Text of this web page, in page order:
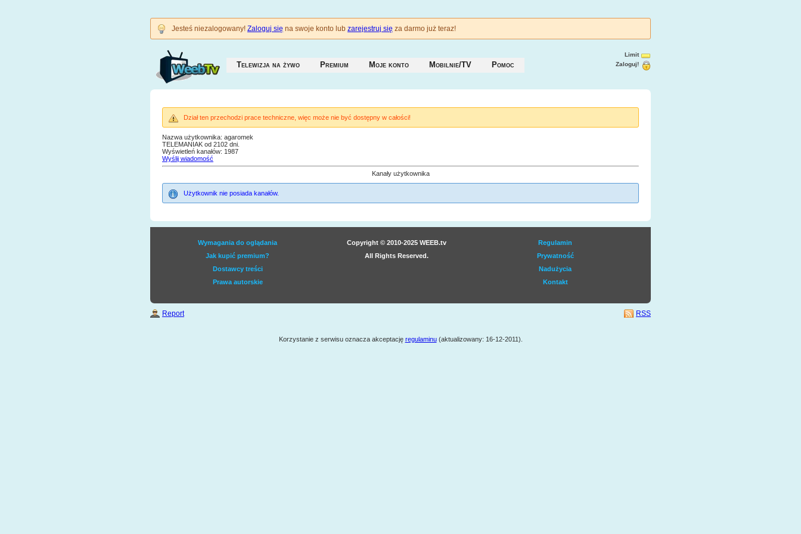
Jesteś niezalogowany! Zaloguj się na swoje konto lub zarejestruj się za darmo już teraz!
Telewizja na żywo Premium Moje konto Mobilnie/TV Pomoc
Limit
Zaloguj!
Dział ten przechodzi prace techniczne, więc może nie być dostępny w całości!
Nazwa użytkownika: agaromek
TELEMANIAK od 2102 dni.
Wyświetleń kanałów: 1987
Wyślij wiadomość
Kanały użytkownika
Użytkownik nie posiada kanałów.
Wymagania do oglądania
Jak kupić premium?
Dostawcy treści
Prawa autorskie
Copyright © 2010-2025 WEEB.tv
All Rights Reserved.
Regulamin
Prywatność
Nadużycia
Kontakt
Report RSS
Korzystanie z serwisu oznacza akceptację regulaminu(aktualizowany: 16-12-2011).